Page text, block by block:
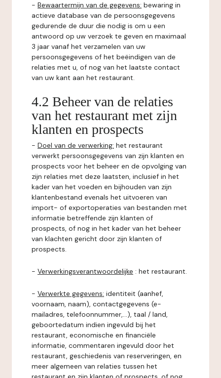
- Bewaartermijn van de gegevens: bewaring in
actieve database van de persoonsgegevens
gedurende de duur die nodig is om u een
antwoord op uw verzoek te geven en maximaal
3 jaar vanaf het verzamelen van uw
persoonsgegevens of het beëindigen van de
relaties met u, of nog van het laatste contact
van uw kant aan het restaurant.
4.2 Beheer van de relaties
van het restaurant met zijn
klanten en prospects
- Doel van de verwerking: het restaurant
verwerkt persoonsgegevens van zijn klanten en
prospects voor het beheer en de opvolging van
zijn relaties met deze laatsten, inclusief in het
kader van het voeden en bijhouden van zijn
klantenbestand evenals het uitvoeren van
import- of exportoperaties van bestanden met
informatie betreffende zijn klanten of
prospects, of nog in het kader van het beheer
van klachten gericht door zijn klanten of
prospects.
- Verwerkingsverantwoordelijke : het restaurant.
- Verwerkte gegevens: identiteit (aanhef,
voornaam, naam), contactgegevens (e-
mailadres, telefoonnummer,...), taal / land,
geboortedatum indien ingevuld bij het
restaurant, economische en financiële
informatie, commentaren ingevuld door het
restaurant, geschiedenis van reserveringen, en
meer algemeen van relaties tussen het